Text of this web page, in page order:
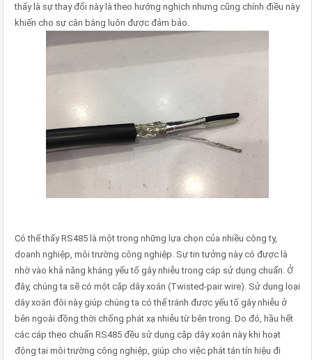
thấy là sự thay đổi này là theo hướng nghịch nhưng cũng chính điều này
khiến cho sự cân bằng luôn được đảm bảo.
Có thể thấy RS485 là một trong những lựa chọn của nhiều công ty,
doanh nghiệp, môi trường công nghiệp. Sự tin tưởng này có được là
nhờ vào khả năng kháng yếu tố gây nhiễu trong cáp sử dụng chuẩn. Ở
đây, chúng ta sẽ có một cặp dây xoắn (Twisted-pair wire). Sử dụng loại
dây xoắn đôi này giúp chúng ta có thể tránh được yếu tố gây nhiễu ở
bên ngoài đồng thời chống phát xạ nhiễu từ bên trong. Do đó, hầu hết
các cáp theo chuẩn RS485 đều sử dụng cặp dây xoắn này khi hoạt
động tại môi trường công nghiệp, giúp cho việc phát tán tín hiệu đi